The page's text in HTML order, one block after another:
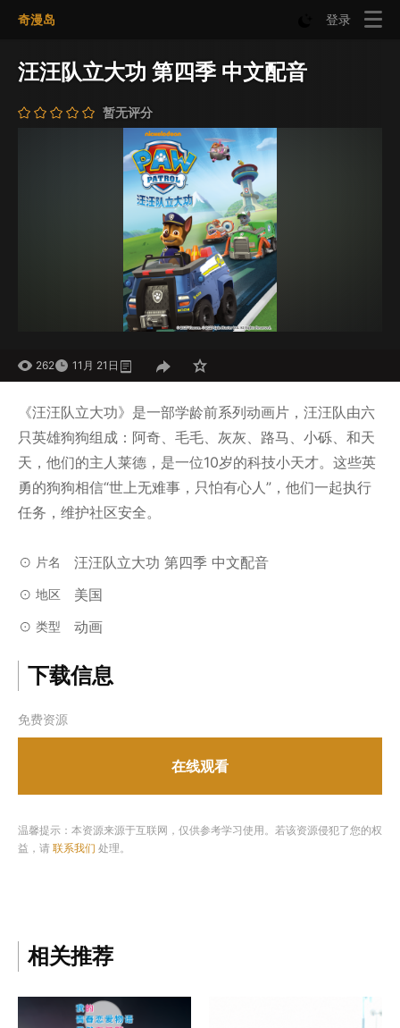
奇漫岛 登录
汪汪队立大功 第四季 中文配音
暂无评分
262 11月 21日
《汪汪队立大功》是一部学龄前系列动画片，汪汪队由六
只英雄狗狗组成：阿奇、毛毛、灰灰、路马、小砾、和天
天，他们的主人莱德，是一位10岁的科技小天才。这些英
勇的狗狗相信“世上无难事，只怕有心人”，他们一起执行
任务，维护社区安全。
片名 汪汪队立大功 第四季 中文配音
地区 美国
类型 动画
下载信息
免费资源
在线观看
温馨提示：本资源来源于互联网，仅供参考学习使用。若该资源侵犯了您的权
益，请 联系我们 处理。
相关推荐